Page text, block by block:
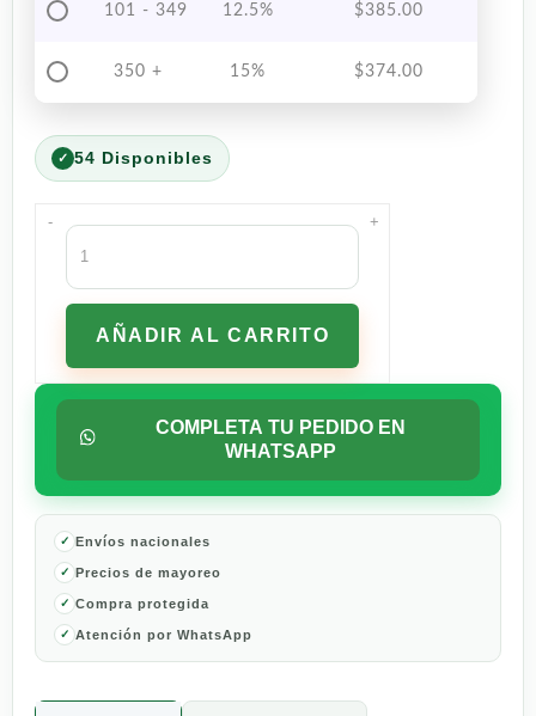
101 - 349 12.5% $385.00
350 + 15% $374.00
54 Disponibles
-
Vino
Tinto
Protos
Roble
Ribera
del
Duero
ml
AÑADIR AL CARRITO
+
COMPLETA TU PEDIDO EN
WHATSAPP
Envíos nacionales
Precios de mayoreo
Compra protegida
Atención por WhatsApp